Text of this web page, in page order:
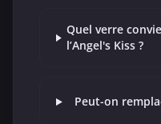
Quel verre
l’Angel's Kiss ?
Peut-on